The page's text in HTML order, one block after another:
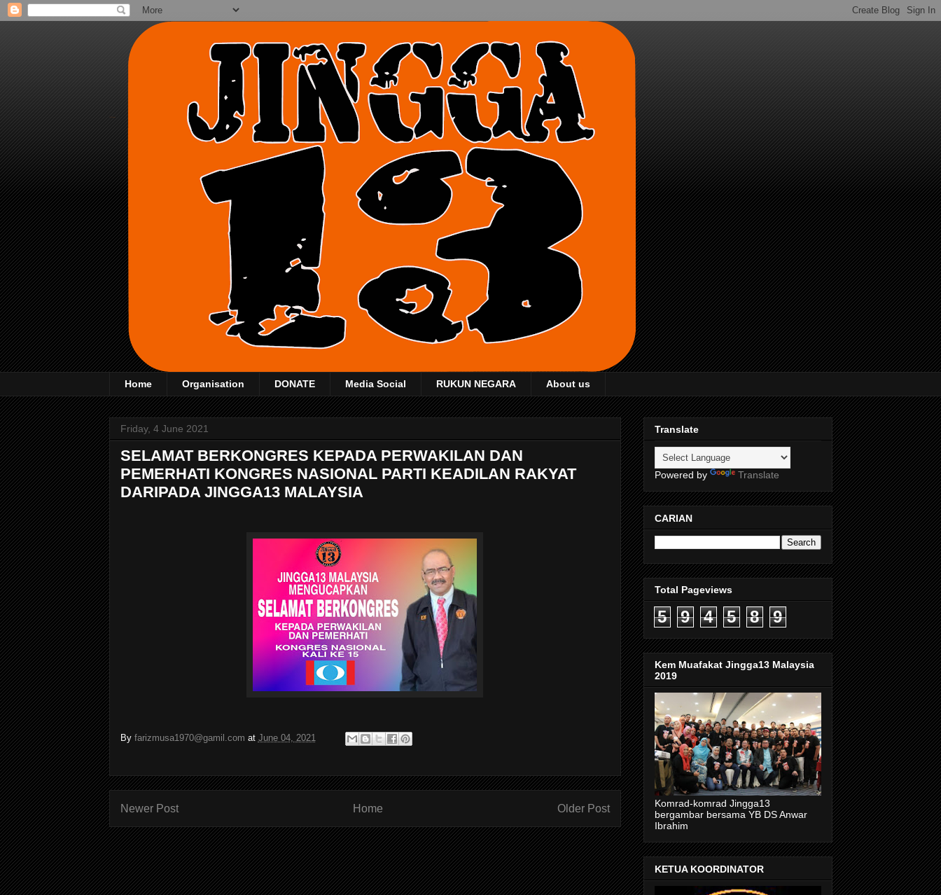
Home Organisation DONATE Media Social RUKUN NEGARA About us
Friday, 4 June 2021
SELAMAT BERKONGRES KEPADA PERWAKILAN DAN
PEMERHATI KONGRES NASIONAL PARTI KEADILAN RAKYAT
DARIPADA JINGGA13 MALAYSIA
By farizmusa1970@gamil.com at June 04, 2021
Newer Post Older Post
Home
Translate
Powered by Translate
CARIAN
Total Pageviews
5 9 4 5 8 9
Kem Muafakat Jingga13 Malaysia
2019
Komrad-komrad Jingga13
bergambar bersama YB DS Anwar
Ibrahim
KETUA KOORDINATOR